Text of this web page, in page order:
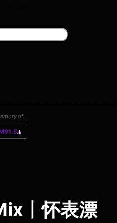
of...
丨怀表漂